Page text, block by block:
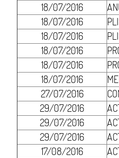
18/07/2016
18/07/2016
18/07/2016
18/07/2016
18/07/2016
18/07/2016
27/07/2016
29/07/2016
29/07/2016
29/07/2016
17/08/2016